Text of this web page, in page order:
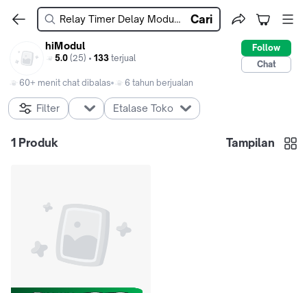
Cari
hiModul
5.0 (25) • 133 terjual
Follow
Chat
60+ menit chat dibalas
6 tahun berjualan
Filter Etalase Toko
1 Produk Tampilan